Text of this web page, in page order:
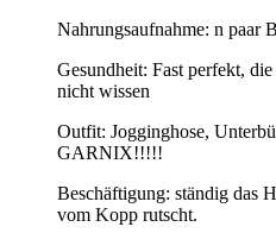
Nahrungsaufnahme: n paar
Gesundheit: Fast perfekt,
nicht wissen
Outfit: Jogginghose,
GARNIX!!!!!
Beschäftigung: ständig das
vom Kopp rutscht.